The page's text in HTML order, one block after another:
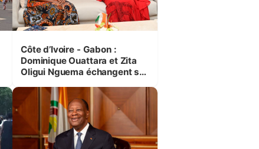
Côte d’Ivoire - Gabon :
Dominique Ouattara et Zita
Oligui Nguema échangent sur
femmes et des enfants